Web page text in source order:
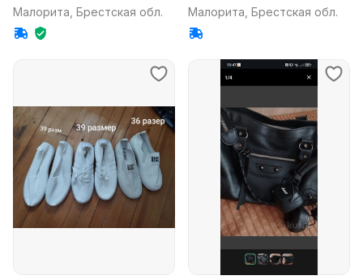
Малорита, Брестская обл.
Малорита, Брестская обл.